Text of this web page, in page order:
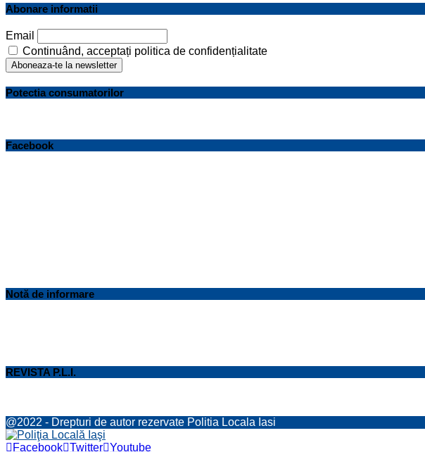
Abonare informatii
Email
Continuând, acceptați politica de confidențialitate
Potectia consumatorilor
Facebook
Notă de informare
REVISTA P.L.I.
@2022 - Drepturi de autor rezervate Politia Locala Iasi
Facebook Twitter Youtube